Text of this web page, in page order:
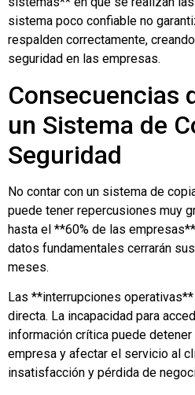
sistema poco confiable no
respalden correctamente,
seguridad en las empresas.
Consecuencias
un Sistema de
Seguridad
No contar con un sistema de
puede tener repercusiones muy
hasta el **60% de las
datos fundamentales cerrarán
meses.
Las **interrupciones
directa. La incapacidad para
información crítica puede
empresa y afectar el servicio al
insatisfacción y pérdida de